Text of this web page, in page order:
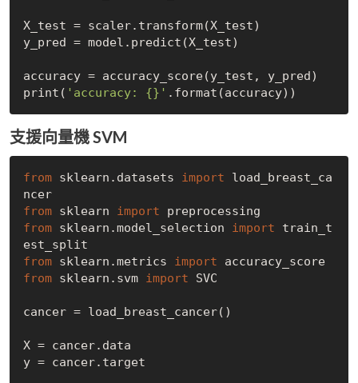
X_test = scaler.transform(X_test)
y_pred = model.predict(X_test)
accuracy = accuracy_score(y_test, y_pred)
print( 'accuracy: {}'
支援向量機 SVM
from sklearn.datasets import load_breast_ca
ncer
from sklearn import
from sklearn.model_selection import train_t
from sklearn.metrics import
accuracy_score
from sklearn.svm import SVC
cancer = load_breast_cancer()
X = cancer.data
y = cancer.target